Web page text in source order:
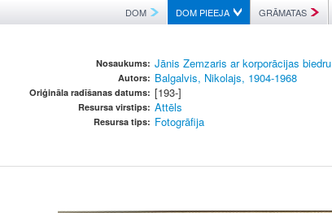
DOM DOM PIEEJA GRĀMATAS
Nosaukums: Jānis Zemzaris ar korporācijas biedru
Autors: Balgalvis, Nikolajs, 1904-1968
Oriģināla radīšanas datums: [193-]
Resursa virstips: Attēls
Resursa tips: Fotogrāfija